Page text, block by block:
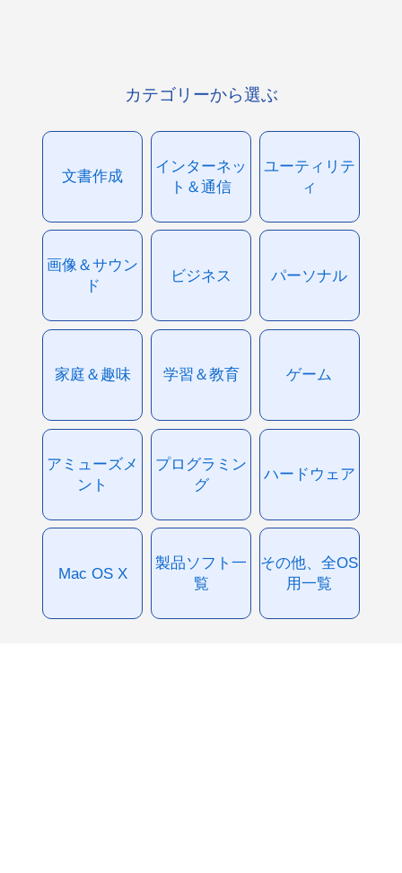
カテゴリーから選ぶ
文書作成
インターネッ
ト＆通信
ユーティリテ
ィ
画像＆サウン
ド
ビジネス パーソナル
家庭＆趣味 学習＆教育 ゲーム
アミューズメ
ント
プログラミン
グ
ハードウェア
Mac OS X
製品ソフト一
覧
その他、全OS
用一覧